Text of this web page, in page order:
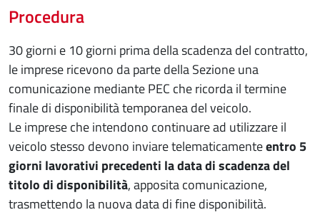
Procedura
30 giorni e 10 giorni prima della scadenza del contratto,
le imprese ricevono da parte della Sezione una
comunicazione mediante PEC che ricorda il termine
finale di disponibilità temporanea del veicolo.
Le imprese che intendono continuare ad utilizzare il
veicolo stesso devono inviare telematicamenteentro 5
giorni lavorativi precedenti la data di scadenza del
titolo di disponibilità, apposita comunicazione,
trasmettendo la nuova data di fine disponibilità.